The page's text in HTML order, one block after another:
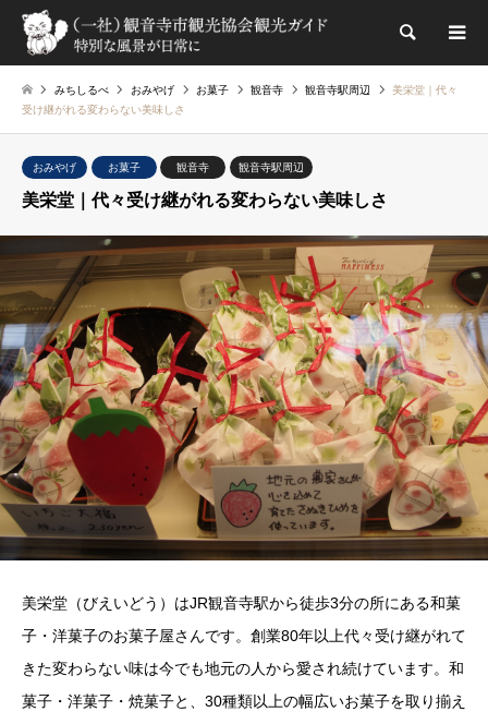
検索
みちしるべ おみやげ お菓子 観音寺 観音寺駅周辺
美栄堂｜代々
受け継がれる変わらない美味しさ
おみやげ お菓子 観音寺 観音寺駅周辺
美栄堂｜代々受け継がれる変わらない美味しさ
美栄堂（びえいどう）はJR観音寺駅から徒歩3分の所にある和菓
子・洋菓子のお菓子屋さんです。創業80年以上代々受け継がれて
きた変わらない味は今でも地元の人から愛され続けています。和
菓子・洋菓子・焼菓子と、30種類以上の幅広いお菓子を取り揃え